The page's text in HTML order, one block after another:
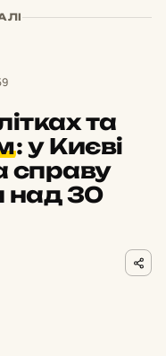
та
: у Києві
справу
над 30